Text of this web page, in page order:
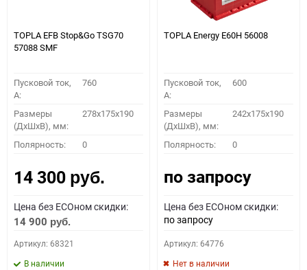
TOPLA EFB Stop&Go TSG70
57088 SMF
Пусковой ток,
A:
760
Размеры
(ДхШхВ), мм:
278x175x190
Полярность: 0
14 300 руб.
Цена без ECOном скидки:
14 900 руб.
Артикул: 68321
В наличии
TOPLA Energy E60H 56008
Пусковой ток,
A:
600
Размеры
(ДхШхВ), мм:
242x175x190
Полярность: 0
по запросу
Цена без ECOном скидки:
по запросу
Артикул: 64776
Нет в наличии